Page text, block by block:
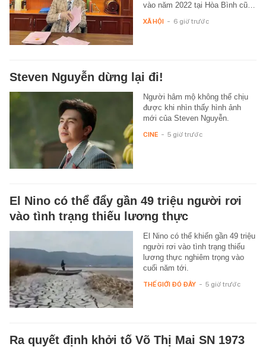
vào năm 2022 tại Hòa Bình cũ…
XÃ HỘI - 6 giờ trước
Steven Nguyễn dừng lại đi!
Người hâm mộ không thể chịu
được khi nhìn thấy hình ảnh
mới của Steven Nguyễn.
CINE - 5 giờ trước
El Nino có thể đẩy gần 49 triệu người rơi
vào tình trạng thiếu lương thực
El Nino có thể khiến gần 49 triệu
người rơi vào tình trạng thiếu
lương thực nghiêm trọng vào
cuối năm tới.
THẾ GIỚI ĐÓ ĐÂY - 5 giờ trước
Ra quyết định khởi tố Võ Thị Mai SN 1973